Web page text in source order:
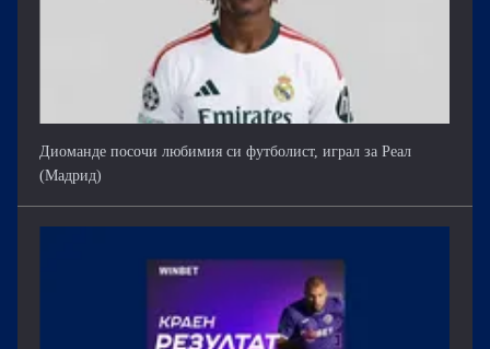
Диоманде посочи любимия си футболист, играл за Реал
(Мадрид)